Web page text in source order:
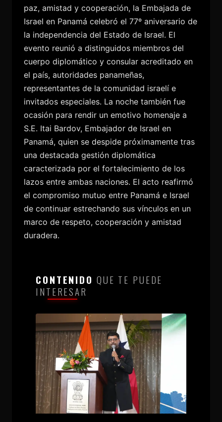
paz, amistad y cooperación, la Embajada de
Israel en Panamá celebró el 77º aniversario de
la independencia del Estado de Israel. El
evento reunió a distinguidos miembros del
cuerpo diplomático y consular acreditado en
el país, autoridades panameñas,
representantes de la comunidad israelí e
invitados especiales. La noche también fue
ocasión para rendir un emotivo homenaje a
S.E. Itai Bardov, Embajador de Israel en
Panamá, quien se despide próximamente tras
una destacada gestión diplomática
caracterizada por el fortalecimiento de los
lazos entre ambas naciones. El acto reafirmó
el compromiso mutuo entre Panamá e Israel
de continuar estrechando sus vínculos en un
marco de respeto, cooperación y amistad
duradera.
CONTENIDO QUE TE PUEDE
INTERESAR